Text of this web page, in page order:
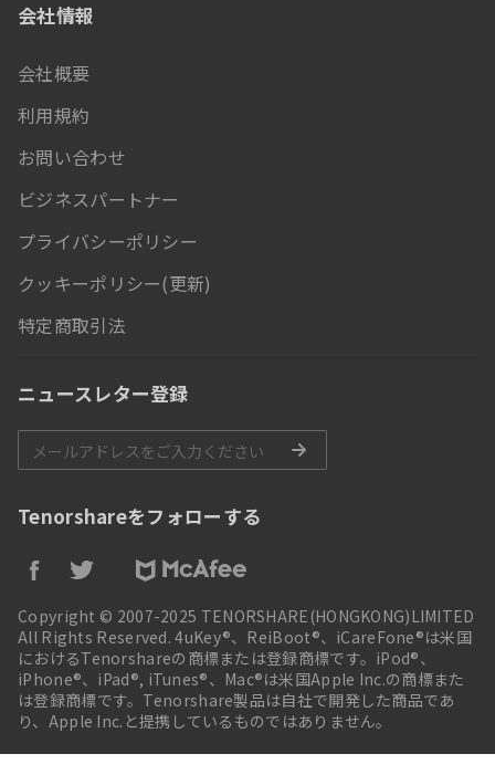
会社情報
会社概要
利用規約
お問い合わせ
ビジネスパートナー
プライバシーポリシー
クッキーポリシー(更新)
特定商取引法
ニュースレター登録
Tenorshareをフォローする
Copyright © 2007-2025 TENORSHARE(HONGKONG)LIMITED
All Rights Reserved. 4uKey®、ReiBoot®、iCareFone®は米国
におけるTenorshareの商標または登録商標です。iPod®、
iPhone®、iPad®, iTunes®、Mac®は米国Apple Inc.の商標また
は登録商標です。Tenorshare製品は自社で開発した商品であ
り、Apple Inc.と提携しているものではありません。